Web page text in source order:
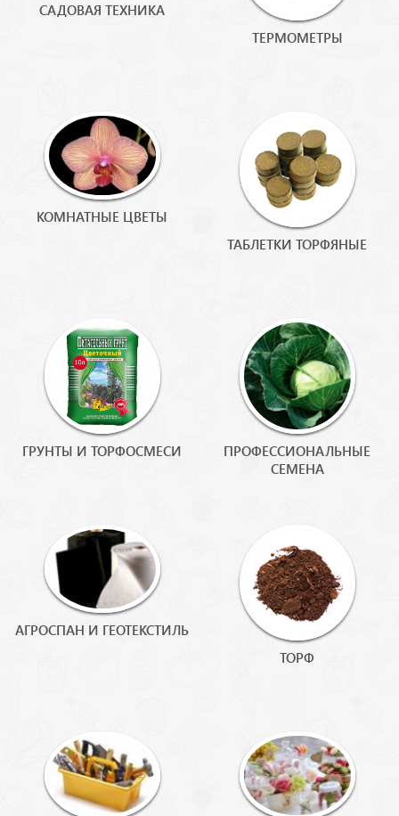
САДОВАЯ ТЕХНИКА
ТЕРМОМЕТРЫ
КОМНАТНЫЕ ЦВЕТЫ
ТАБЛЕТКИ ТОРФЯНЫЕ
ГРУНТЫ И ТОРФОСМЕСИ
ПРОФЕССИОНАЛЬНЫЕ
СЕМЕНА
АГРОСПАН И ГЕОТЕКСТИЛЬ
ТОРФ